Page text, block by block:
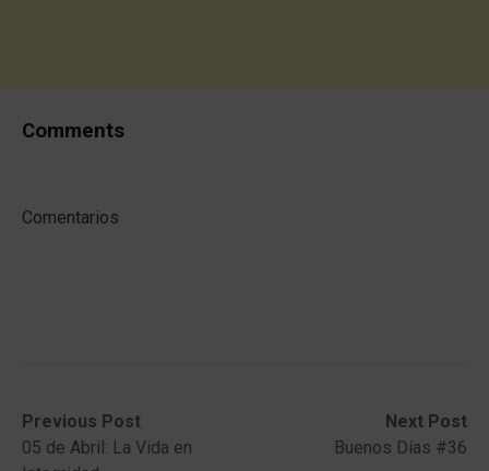
Comments
Comentarios
Post
navigation
Previous Post
Previous
post:05 de Abril: La Vida en
Next Post
Next
post:
Buenos Días #36